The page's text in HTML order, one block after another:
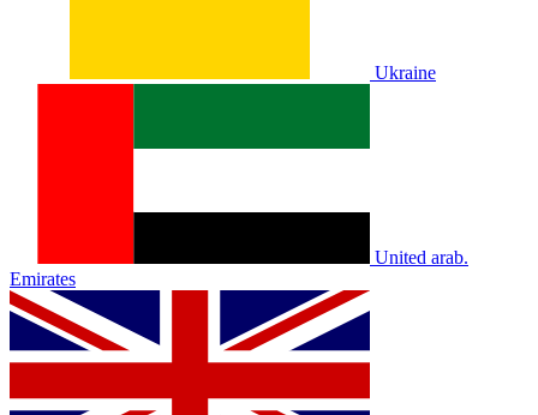
Ukraine
United arab.
Emirates